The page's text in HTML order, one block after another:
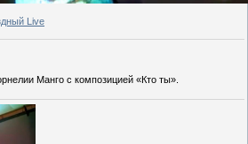
Live
Манго с композицией «Кто ты».